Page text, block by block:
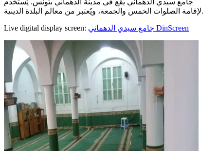
لإقامة الصلوات الخمس والجمعة، ويُعتبر من معالم البلدة الدينية.
Live digital display screen: جامع سيدي الدهماني DinScreen